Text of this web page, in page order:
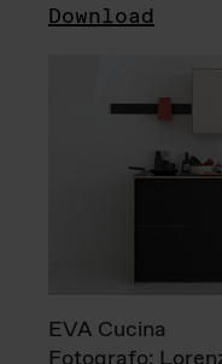
Download
EVA Cucina
Fotografo: